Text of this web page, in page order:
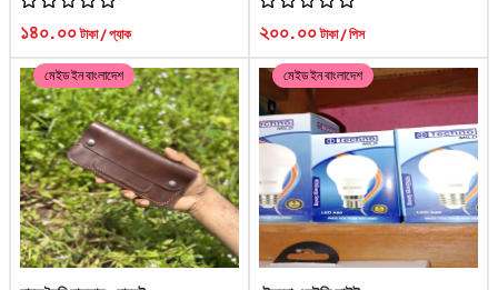
১৪০.০০টাকা / প্যাক ২০০.০০টাকা / পিস
মেইড ইন বাংলাদেশ মেইড ইন বাংলাদেশ